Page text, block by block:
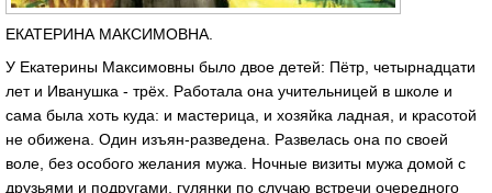
ЕКАТЕРИНА МАКСИМОВНА.
У Екатерины Максимовны было двое детей: Пётр, четырнадцати
лет и Иванушка - трёх. Работала она учительницей в школе и
сама была хоть куда: и мастерица, и хозяйка ладная, и красотой
не обижена. Один изъян-разведена. Развелась она по своей
воле, без особого желания мужа. Ночные визиты мужа домой с
друзьями и подругами, гулянки по случаю встречи очередного